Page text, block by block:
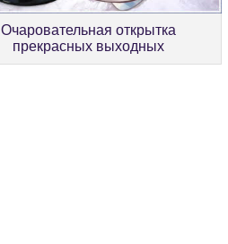
Очаровательная открытка
прекрасных выходных